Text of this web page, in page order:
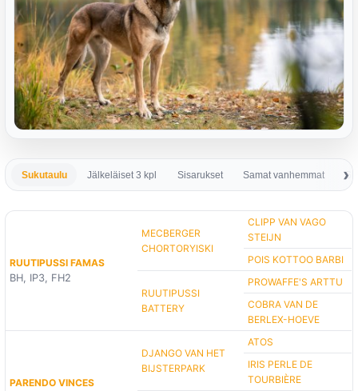
Sukutaulu Jälkeläiset 3 kpl Sisarukset Samat vanhemmat
RUUTIPUSSI FAMAS
BH, IP3, FH2
MECBERGER
CHORTORYISKI
CLIPP VAN VAGO
STEIJN
POIS KOTTOO BARBI
RUUTIPUSSI
BATTERY
PROWAFFE'S ARTTU
COBRA VAN DE
BERLEX-HOEVE
PARENDO VINCES
DJANGO VAN HET
BIJSTERPARK
ATOS
IRIS PERLE DE
TOURBIÈRE